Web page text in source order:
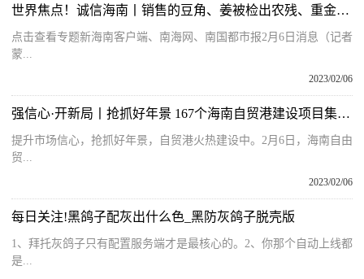
世界焦点！诚信海南丨销售的豆角、姜被检出农残、重金属超标 海口龙华两市场摊位被罚
点击查看专题新海南客户端、南海网、南国都市报2月6日消息（记者
蒙...
2023/02/06
强信心·开新局丨抢抓好年景 167个海南自贸港建设项目集中开工
提升市场信心，抢抓好年景，自贸港火热建设中。2月6日，海南自由
贸...
2023/02/06
每日关注!黑鸽子配灰出什么色_黑防灰鸽子脱壳版
1、拜托灰鸽子只有配置服务端才是最核心的。2、你那个自动上线都
是...